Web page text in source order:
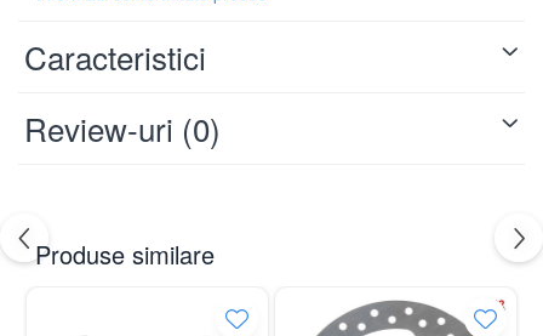
Pedale bicicleta
Furci bicicleta
Frana bicicleta
Adaptoare frana bicicleta
Frane pe disc
Caracteristici
Review-uri (0)
Produse similare